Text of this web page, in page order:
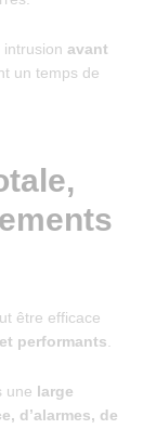
avant
un temps de
être efficace
performants.
une large
d’alarmes, de